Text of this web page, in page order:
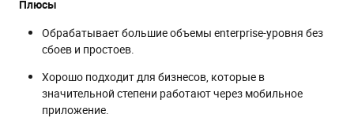
Плюсы
Обрабатывает большие объемы enterprise-уровня без
сбоев и простоев.
Хорошо подходит для бизнесов, которые в
значительной степени работают через мобильное
приложение.